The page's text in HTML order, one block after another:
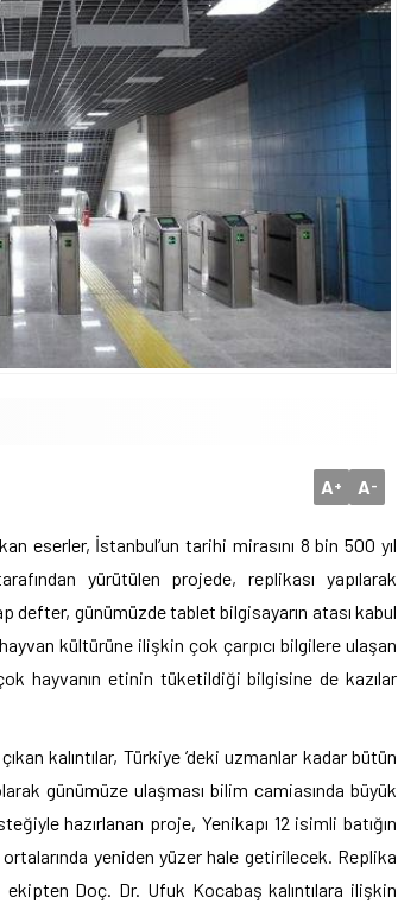
A+ A-
eserler, İstanbul’un tarihi mirasını 8 bin 500 yıl
yürütülen projede, replikası yapılarak
defter, günümüzde tablet bilgisayarın atası kabul
kültürüne ilişkin çok çarpıcı bilgilere ulaşan
hayvanın etinin tüketildiği bilgisine de kazılar
kalıntılar, Türkiye ’deki uzmanlar kadar bütün
günümüze ulaşması bilim camiasında büyük
hazırlanan proje, Yenikapı 12 isimli batığın
ortalarında yeniden yüzer hale getirilecek. Replika
ekipten Doç. Dr. Ufuk Kocabaş kalıntılara ilişkin